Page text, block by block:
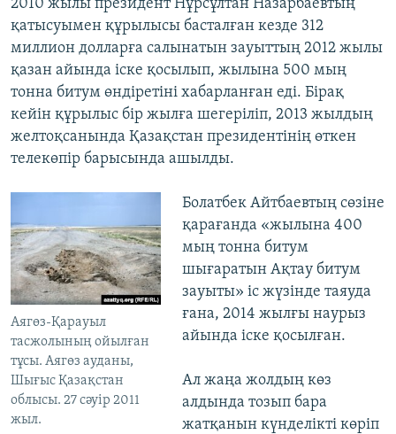
2010 жылы президент Нұрсұлтан Назарбаевтың
қатысуымен құрылысы басталған кезде 312
миллион долларға салынатын зауыттың 2012 жылы
қазан айында іске қосылып, жылына 500 мың
тонна битум өндіретіні хабарланған еді. Бірақ
кейін құрылыс бір жылға шегеріліп, 2013 жылдың
желтоқсанында Қазақстан президентінің өткен
телекөпір барысында ашылды.
Аягөз-Қарауыл
тасжолының ойылған
тұсы. Аягөз ауданы,
Шығыс Қазақстан
облысы. 27 сәуір 2011
жыл.
Болатбек Айтбаевтың сөзіне
қарағанда «жылына 400
мың тонна битум
шығаратын Ақтау битум
зауыты» іс жүзінде таяуда
ғана, 2014 жылғы наурыз
айында іске қосылған.
Ал жаңа жолдың көз
алдында тозып бара
жатқанын күнделікті көріп